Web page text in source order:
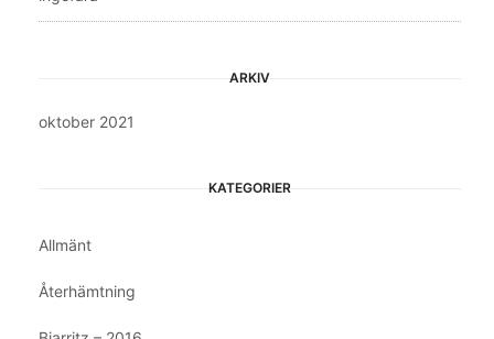
ARKIV
oktober 2021
KATEGORIER
Allmänt
Återhämtning